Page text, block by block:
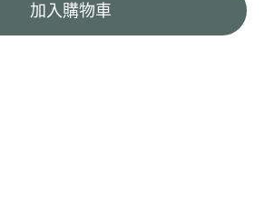
式
紙
加入購物車